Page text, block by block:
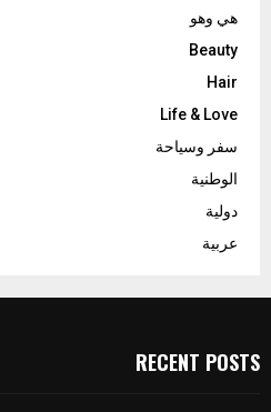
هي وهو
Beauty
Hair
Life & Love
سفر وسياحة
الوطنية
دولية
عربية
RECENT POSTS